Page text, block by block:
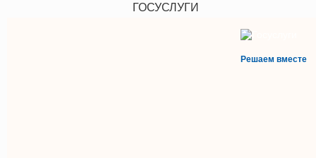
ГОСУСЛУГИ
Решаем вместе